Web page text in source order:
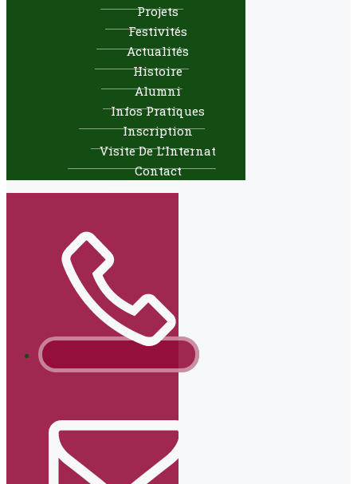
Projets
Festivités
Actualités
Histoire
Alumni
Infos Pratiques
Inscription
Visite De L’Internat
Contact